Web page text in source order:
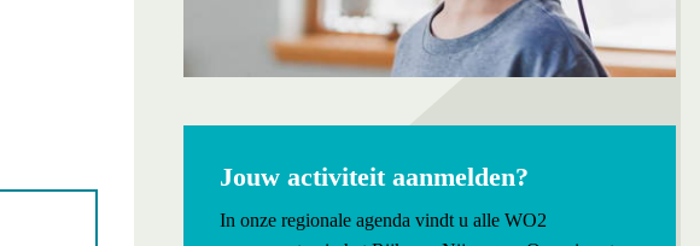
Jouw activiteit aanmelden?
In onze regionale agenda vindt u alle WO2